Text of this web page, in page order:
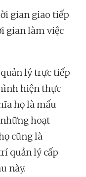
gian giao tiếp
gian làm việc
lý trực tiếp
hiện thực
họ là mấu
hoạt
cũng là
quản lý cấp
này.